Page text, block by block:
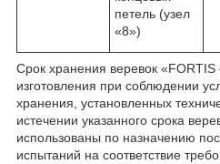
петель (узел
«8»)
Срок хранения веревок
изготовления при соблюдении
хранения, установленных
истечении указанного срока
использованы по назначению
испытаний на соответствие